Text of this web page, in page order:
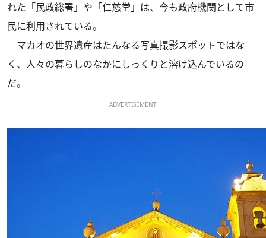
れた「民政総署」や「仁慈堂」は、今も政府機関として市
民に利用されている。
マカオの世界遺産はたんなる写真撮影スポットではな
く、人々の暮らしのなかにしっくりと溶け込んでいるの
だ。
ADVERTISEMENT